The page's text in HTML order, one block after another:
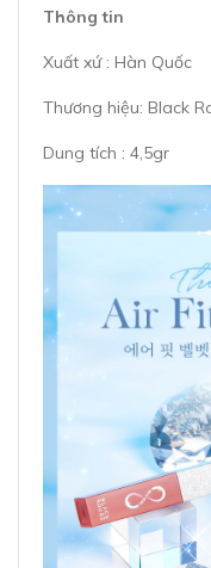
Thông tin
Xuất xứ : Hàn Quốc
Thương hiệu: Black
Dung tích : 4,5gr